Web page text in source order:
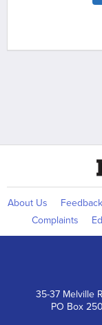
About Us Feedback
Complaints
35-37 Melville
PO Box